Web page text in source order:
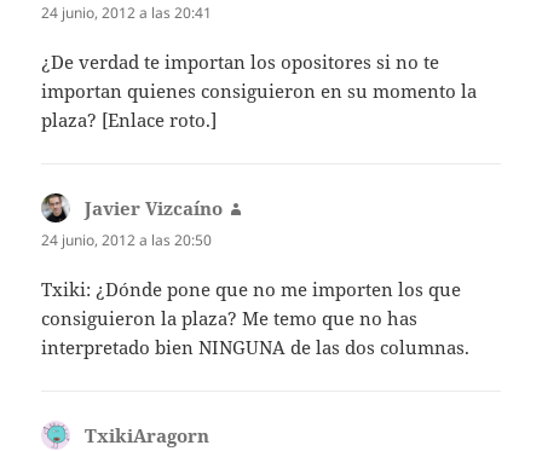
24 junio, 2012 a las 20:41
¿De verdad te importan los opositores si no te
importan quienes consiguieron en su momento la
plaza? [Enlace roto.]
Javier Vizcaíno
24 junio, 2012 a las 20:50
Txiki: ¿Dónde pone que no me importen los que
consiguieron la plaza? Me temo que no has
interpretado bien NINGUNA de las dos columnas.
TxikiAragorn